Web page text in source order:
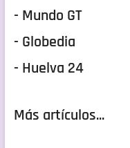
- Mundo GT
- Globedia
- Huelva 24
Más artículos...